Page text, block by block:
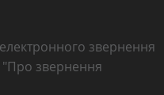
звернення
"Про звернення